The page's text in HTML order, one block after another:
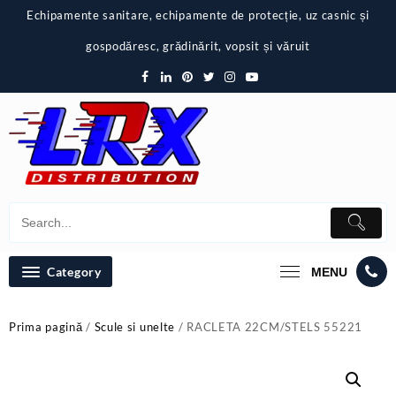
Echipamente sanitare, echipamente de protecție, uz casnic și
gospodăresc, grădinărit, vopsit și văruit
Category MENU
Prima pagină/ Scule si unelte / RACLETA 22CM/STELS 55221